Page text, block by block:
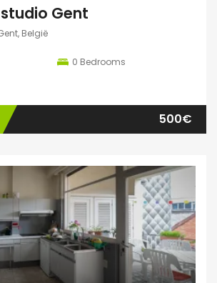
Gent
België
0 Bedrooms
500€